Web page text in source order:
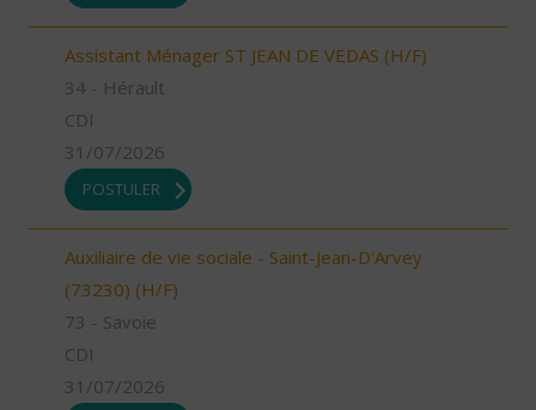
Assistant Ménager ST JEAN DE VEDAS (H/F)
34 - Hérault
CDI
31/07/2026
POSTULER
Auxiliaire de vie sociale - Saint-Jean-D'Arvey
(73230) (H/F)
73 - Savoie
CDI
31/07/2026